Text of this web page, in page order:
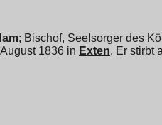
; Bischof, Seelsorger des
1836 in Exten. Er stirbt